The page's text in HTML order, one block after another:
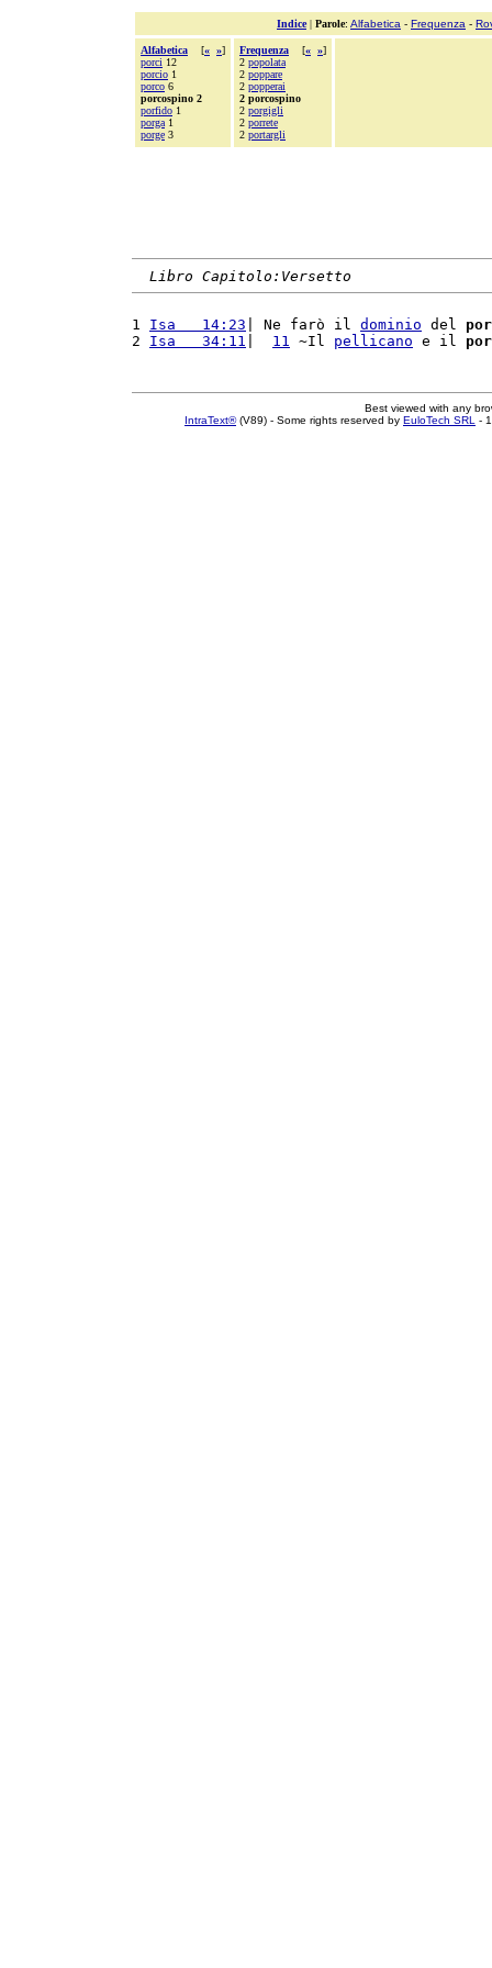
Indice| Parole: Alfabetica - Frequenza -
Alfabetica [« »]
porci 12
porcio 1
porco 6
porcospino 2
porfido 1
porga 1
porge 3
Frequenza [« »]
2 popolata
2 poppare
2 popperai
2 porcospino
2 porgigli
2 porrete
2 portargli
Libro Capitolo:Versetto
1 Isa   14:23 | Ne farò il dominio del
2 Isa   34:11 11 ~Il pellicano e il
Best viewed with any
IntraText®(V89) - Some rights reserved by EuloTech SRL -